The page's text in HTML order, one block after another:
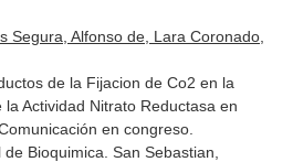
Segura, Alfonso de, Lara Coronado,
de la Fijacion de Co2 en la
Actividad Nitrato Reductasa en
en congreso.
Bioquimica. San Sebastian,